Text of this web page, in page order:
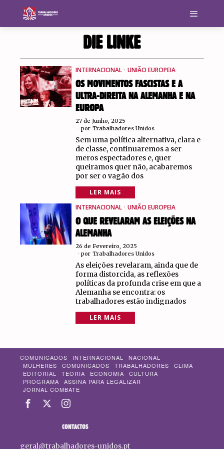
DIE LINKE
INTERNACIONAL · UNIÃO EUROPEIA
OS MOVIMENTOS FASCISTAS E A
ULTRA-DIREITA NA ALEMANHA E NA
EUROPA
27 de Junho, 2025
por Trabalhadores Unidos
Sem uma política alternativa, clara e
de classe, continuaremos a ser
meros espectadores e, quer
queiramos quer não, acabaremos
por ser o vagão dos
LER MAIS
INTERNACIONAL · UNIÃO EUROPEIA
O QUE REVELARAM AS ELEIÇÕES NA
ALEMANHA
26 de Fevereiro, 2025
por Trabalhadores Unidos
As eleições revelaram, ainda que de
forma distorcida, as reflexões
políticas da profunda crise em que a
Alemanha se encontra: os
trabalhadores estão indignados
LER MAIS
COMUNICADOS INTERNACIONAL
NACIONAL
MULHERES
COMUNICADOS TRABALHADORES
CLIMA
EDITORIAL
TEORIA ECONOMIA
CULTURA
PROGRAMA
ASSINA PARA LEGALIZAR
JORNAL COMBATE
CONTACTOS
geral@trabalhadores-unidos.pt